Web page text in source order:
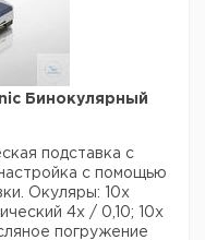
Бинокулярный
подставка с
с помощью
Окуляры: 10x
4x / 0,10; 10x
погружение